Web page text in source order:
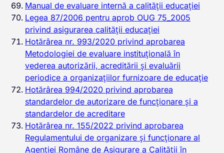
Manual de evaluare internă a calității educației
Legea 87/2006 pentru aprob OUG 75_2005
privind asigurarea calităţii educaţiei
Hotărârea nr. 993/2020 privind aprobarea
Metodologiei de evaluare instituțională în
vederea autorizării, acreditării și evaluării
periodice a organizațiilor furnizoare de educație
Hotărârea 994/2020 privind aprobarea
standardelor de autorizare de funcționare și a
standardelor de acreditare
Hotărârea nr. 155/2022 privind aprobarea
Regulamentului de organizare şi funcţionare al
Agenţiei Române de Asigurare a Calităţii în